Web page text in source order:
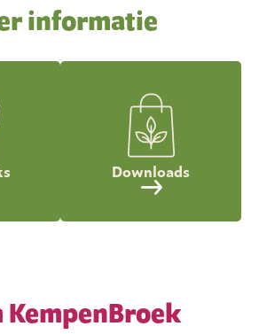
informatie
Downloads
KempenBroek